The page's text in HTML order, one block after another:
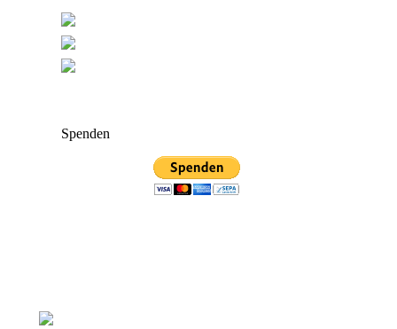
Spenden